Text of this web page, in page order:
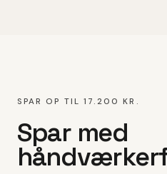
SPAR OP TIL 17.200 KR.
Spar med